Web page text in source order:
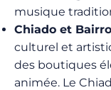
musique
Chiado et
culturel et
des boutiques
animée. Le